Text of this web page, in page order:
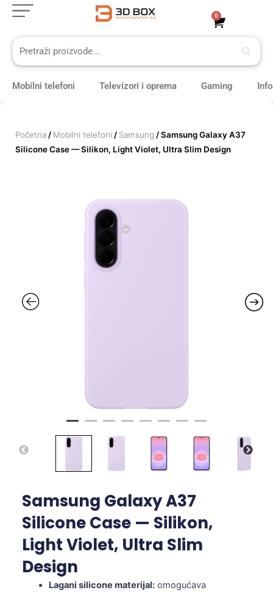
Skip
content
0
Cart
Mobilni telefoni Televizori i oprema Gaming
Početna / Mobilni telefoni / Samsung / Samsung Galaxy A37
Silicone Case — Silikon, Light Violet, Ultra Slim Design
Samsung Galaxy A37
Silicone Case — Silikon,
Light Violet, Ultra Slim
Design
Lagani silicone materijal:omogućava